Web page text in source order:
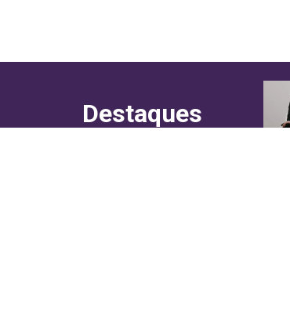
Destaques